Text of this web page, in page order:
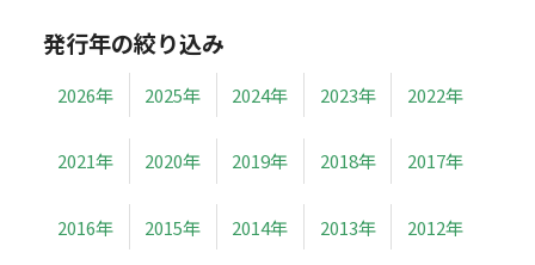
発行年の絞り込み
2026年 2025年 2024年 2023年 2022年
2021年 2020年 2019年 2018年 2017年
2016年 2015年 2014年 2013年 2012年